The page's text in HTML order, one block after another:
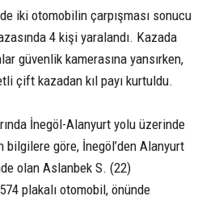
iki otomobilin çarpışması sonucu
4 kişi yaralandı. Kazada
güvenlik kamerasına yansırken,
çift kazadan kıl payı kurtuldu.
İnegöl-Alanyurt yolu üzerinde
göre, İnegöl’den Alanyurt
olan Aslanbek S. (22)
plakalı otomobil, önünde